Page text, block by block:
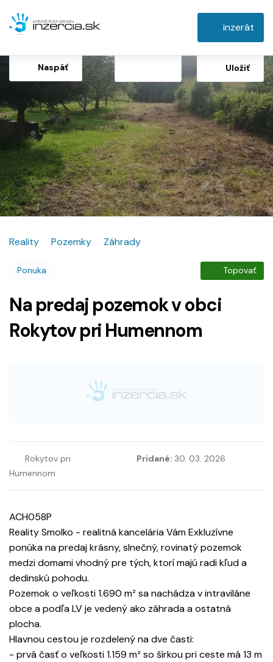
inzerát
Naspäť Uložiť
Reality Pozemky Záhrady
Ponuka Topovať
Na predaj pozemok v obci
Rokytov pri Humennom
Rokytov pri
Humennom
Pridané: 30. 03. 2026
ACH058P
Reality Smolko - realitná kancelária Vám Exkluzívne
ponúka na predaj krásny, slnečný, rovinatý pozemok
medzi domami vhodný pre tých, ktorí majú radi kľud a
dedinskú pohodu.
Pozemok o veľkosti 1.690 m² sa nachádza v intraviláne
obce a podľa LV je vedený ako záhrada a ostatná
plocha.
Hlavnou cestou je rozdelený na dve časti:
- prvá časť o veľkosti 1.159 m² so šírkou pri ceste má 13 m